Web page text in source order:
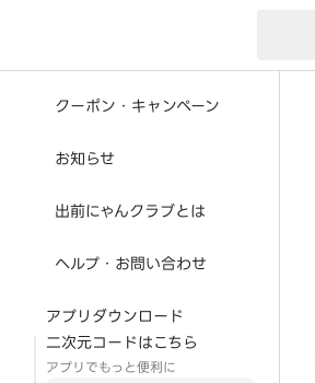
クーポン・キャンペーン
お知らせ
出前にゃんクラブとは
ヘルプ・お問い合わせ
アプリダウンロード
二次元コードはこちら
アプリでもっと便利に